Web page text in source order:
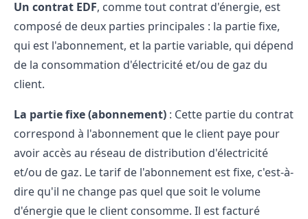
Un contrat EDF, comme tout contrat d'énergie, est
composé de deux parties principales : la partie fixe,
qui est l'abonnement, et la partie variable, qui dépend
de la consommation d'électricité et/ou de gaz du
client.
La partie fixe (abonnement) : Cette partie du contrat
correspond à l'abonnement que le client paye pour
avoir accès au réseau de distribution d'électricité
et/ou de gaz. Le tarif de l'abonnement est fixe, c'est-à-
dire qu'il ne change pas quel que soit le volume
d'énergie que le client consomme. Il est facturé